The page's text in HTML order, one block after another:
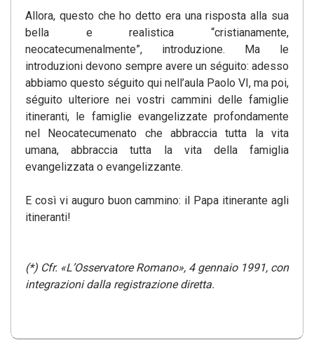
Allora, questo che ho detto era una risposta alla sua
bella e realistica “cristianamente,
neocatecumenalmente”, introduzione. Ma le
introduzioni devono sempre avere un séguito: adesso
abbiamo questo séguito qui nell’aula Paolo VI, ma poi,
séguito ulteriore nei vostri cammini delle famiglie
itineranti, le famiglie evangelizzate profondamente
nel Neocatecumenato che abbraccia tutta la vita
umana, abbraccia tutta la vita della famiglia
evangelizzata o evangelizzante.
E così vi auguro buon cammino: il Papa itinerante agli
itineranti!
(*) Cfr. «L’Osservatore Romano», 4 gennaio 1991, con
integrazioni dalla registrazione diretta.